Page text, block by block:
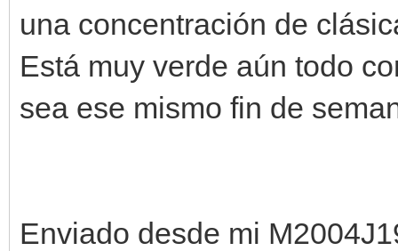
una concentración de
Está muy verde aún todo
sea ese mismo fin de
Enviado desde mi